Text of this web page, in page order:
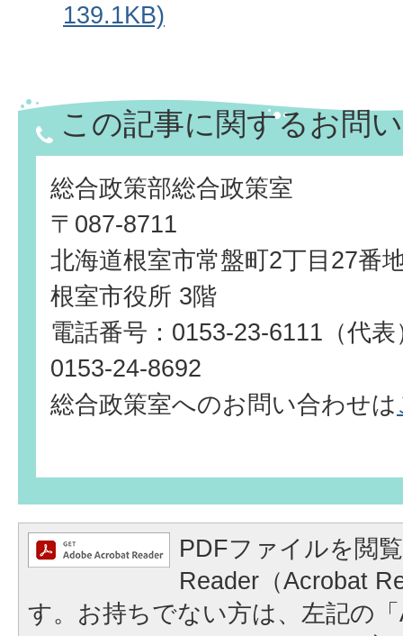
139.1KB)
この記事に関するお問
総合政策部総合政策室
〒087-8711
北海道根室市常盤町2丁目27番
根室市役所 3階
電話番号：0153-23-6111（代
0153-24-8692
総合政策室へのお問い合わせは
PDFファイルを閲
Reader（Acrobat
す。お持ちでない方は、左記の